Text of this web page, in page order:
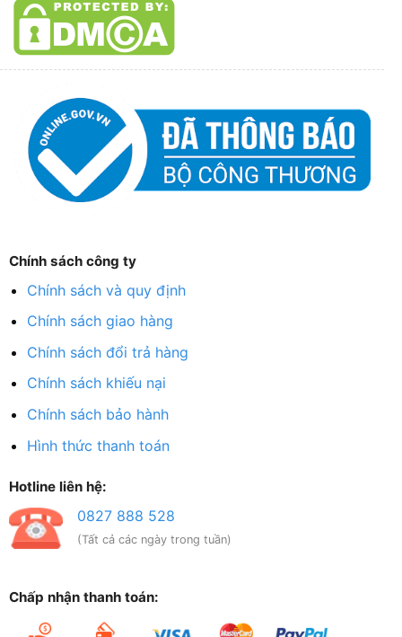
Chính sách công ty
Chính sách và quy định
Chính sách giao hàng
Chính sách đổi trả hàng
Chính sách khiếu nại
Chính sách bảo hành
Hình thức thanh toán
Hotline liên hệ:
0827 888 528
(Tất cả các ngày trong tuần)
Chấp nhận thanh toán: